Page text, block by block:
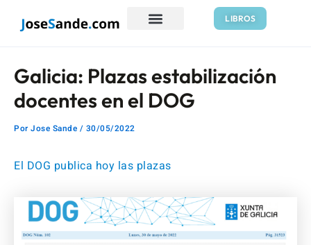
LIBROS
Galicia: Plazas estabilización
docentes en el DOG
Por Jose Sande / 30/05/2022
El DOG publica hoy las plazas
de